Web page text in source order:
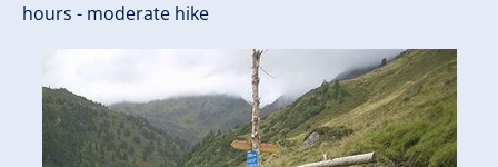
hours - moderate hike